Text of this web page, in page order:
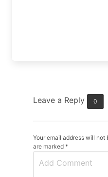
Leave a Reply 0
Your email address will not
are marked *